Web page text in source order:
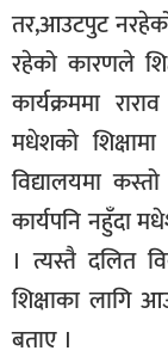
तर,आउटपुट
रहेको कारणले
कार्यक्रममा
मधेशको
विद्यालयमा
कार्यपनि नहुँदा
। त्यस्तै दलित
शिक्षाका लागि
बताए ।